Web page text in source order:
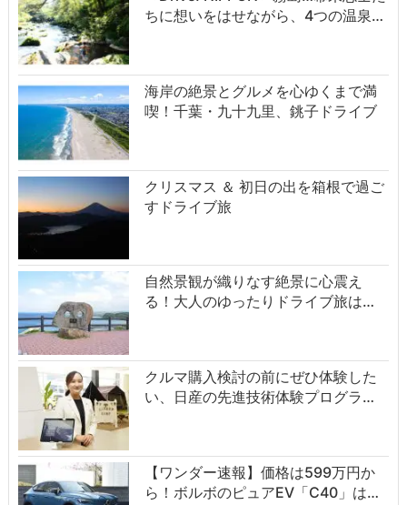
ちに想いをはせながら、4つの温泉…
海岸の絶景とグルメを心ゆくまで満
喫！千葉・九十九里、銚子ドライブ
クリスマス ＆ 初日の出を箱根で過ご
すドライブ旅
自然景観が織りなす絶景に心震え
る！大人のゆったりドライブ旅は…
クルマ購入検討の前にぜひ体験した
い、日産の先進技術体験プログラ…
【ワンダー速報】価格は599万円か
ら！ボルボのピュアEV「C40」は…